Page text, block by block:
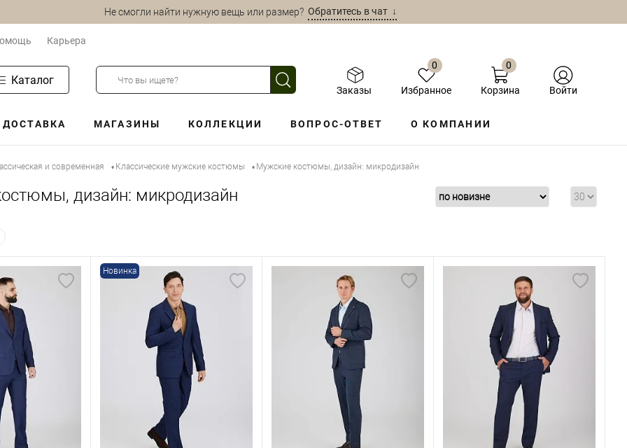
Не смогли найти нужную вещь или размер?Обратитесь в чат ↓
Карьера
Каталог
Заказы
0
Избранное
0
Корзина Войти
ДОСТАВКА МАГАЗИНЫ КОЛЛЕКЦИИ ВОПРОС-ОТВЕТ О КОМПАНИИ
и современная • Классические мужские костюмы • Мужские костюмы, дизайн: микродизайн
дизайн: микродизайн
Новинка